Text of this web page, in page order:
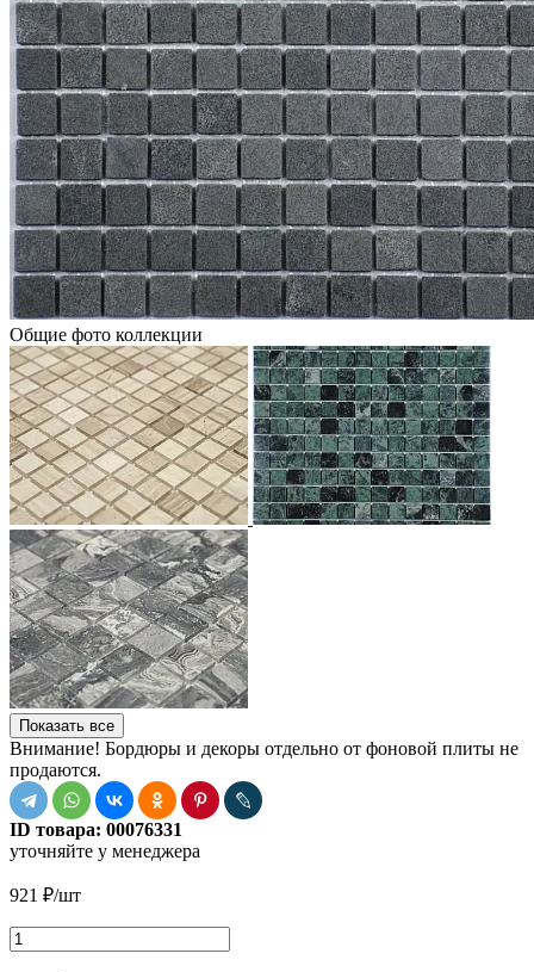
Общие фото коллекции
Показать все
Внимание! Бордюры и декоры отдельно от фоновой плиты не
продаются.
ID товара: 00076331
уточняйте у менеджера
921 ₽/шт